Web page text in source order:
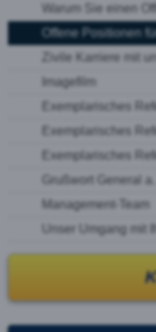
Warum Sie einen
Offene Positionen
Zivile Karriere mit
Imagefilm
Exemplarisches
Exemplarisches
Exemplarisches
Grußwort General
Management-Team
Unser Umgang mit